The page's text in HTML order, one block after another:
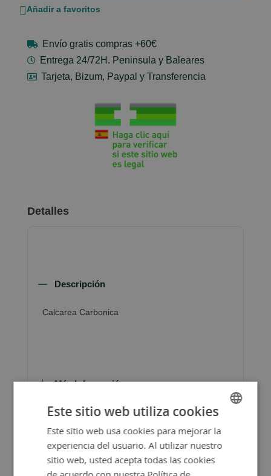
Añadir a favoritos
Envío gratis compras +60€
Entrega 24/72H. Peninsula y Baleares
Tarjeta, Bizum, Paypal y Transferencia
Detalles
Descripción
Calcarea Carbonica
Más Información
SPANISH
ENGLISH
Este sitio web utiliza cookies
Este sitio web usa cookies para mejorar la
experiencia del usuario. Al utilizar nuestro
sitio web, usted acepta todas las cookies